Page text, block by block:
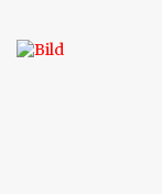
bekommen Sie